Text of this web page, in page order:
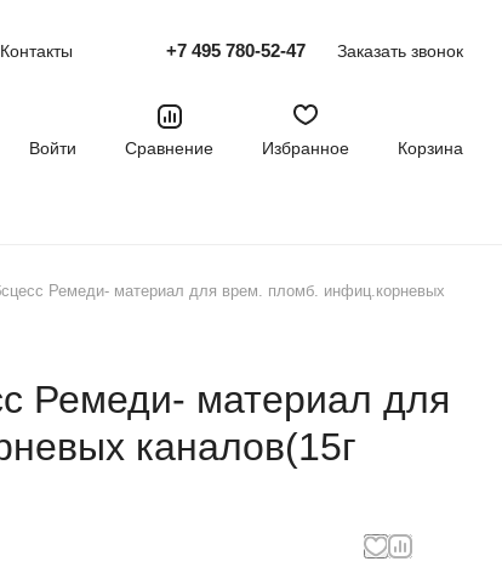
Контакты +7 495 780-52-47 Заказать звонок
Войти
Сравнение Избранное Корзина
Ремеди- материал для врем. пломб. инфиц.корневых
Ремеди- материал для
каналов(15г